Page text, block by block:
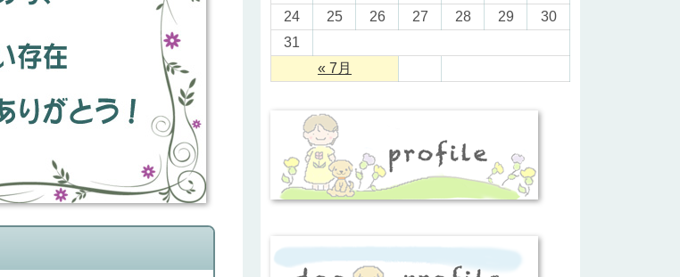
« 7月
24
25 26 27 28 29
30
31